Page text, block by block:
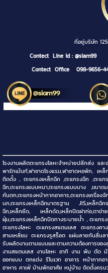
ที่อยู่บริษัท 125 (สำนักง
Contect Line id : @siam99
Contect Office : 098-9656-
โรงงานผลิตตะแกรงโลหะจำหน่ายปลีกส่ง แ
พาร์ทเม้นท์,ฟาซาดโรงแรม,ฟาซาดหอพัก, เห
ติดตั้ง , ตะแกรงเหล็กฉีก ,ตะแกรงฉีก ,ตะแก
ฉีก,ตะแกรงแบบหนา,ตะแกรงแบบบาง ,ขนาด
กันตก,ตะแกรงหน้ากากอาคาร,ตะแกรงเครื่อง
นก,ตะแกรงเหล็กฉีกมาตรฐาน JIS,เหล็กฉีกร
ฉีก,เหล็กยืด, เหล็กดัด,เหล็กปิดฝาท่อ,ตา
ฝุ่น,ตะแกรงเหล็กฉีกปิดทางระบายน้ำ , ตะแก
ตะแกรงโลหะ ตะแกรงสแตนเลส ตะแกรง
สามเหลี่ยม ตะแกรงรูสร็อต แผ่นลายกันลื่นลา
รับผลิตงานตามแบบและตามความต้องการข
งานสแตนเลส งานโลหะ อาทิ งาน พับ ตัด
ออกแบบ ตกแต่ง รีโนเวท อาคาร หน้ากาก
อาหาร คาเฟ่ บ้านพักอาศัย หมู่บ้าน ติดตั้งครบ